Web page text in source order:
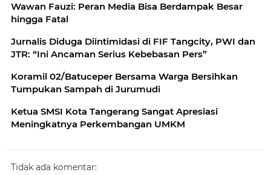
Wawan Fauzi: Peran Media Bisa Berdampak Besar
hingga Fatal
Jurnalis Diduga Diintimidasi di FIF Tangcity, PWI dan
JTR: “Ini Ancaman Serius Kebebasan Pers”
Koramil 02/Batuceper Bersama Warga Bersihkan
Tumpukan Sampah di Jurumudi
Ketua SMSI Kota Tangerang Sangat Apresiasi
Meningkatnya Perkembangan UMKM
Tidak ada komentar: